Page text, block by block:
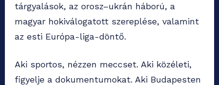
tárgyalások, az orosz–ukrán háború, a
magyar hokiválogatott szereplése, valamint
az esti Európa-liga-döntő.
Aki sportos, nézzen meccset. Aki közéleti,
figyelje a dokumentumokat. Aki Budapesten